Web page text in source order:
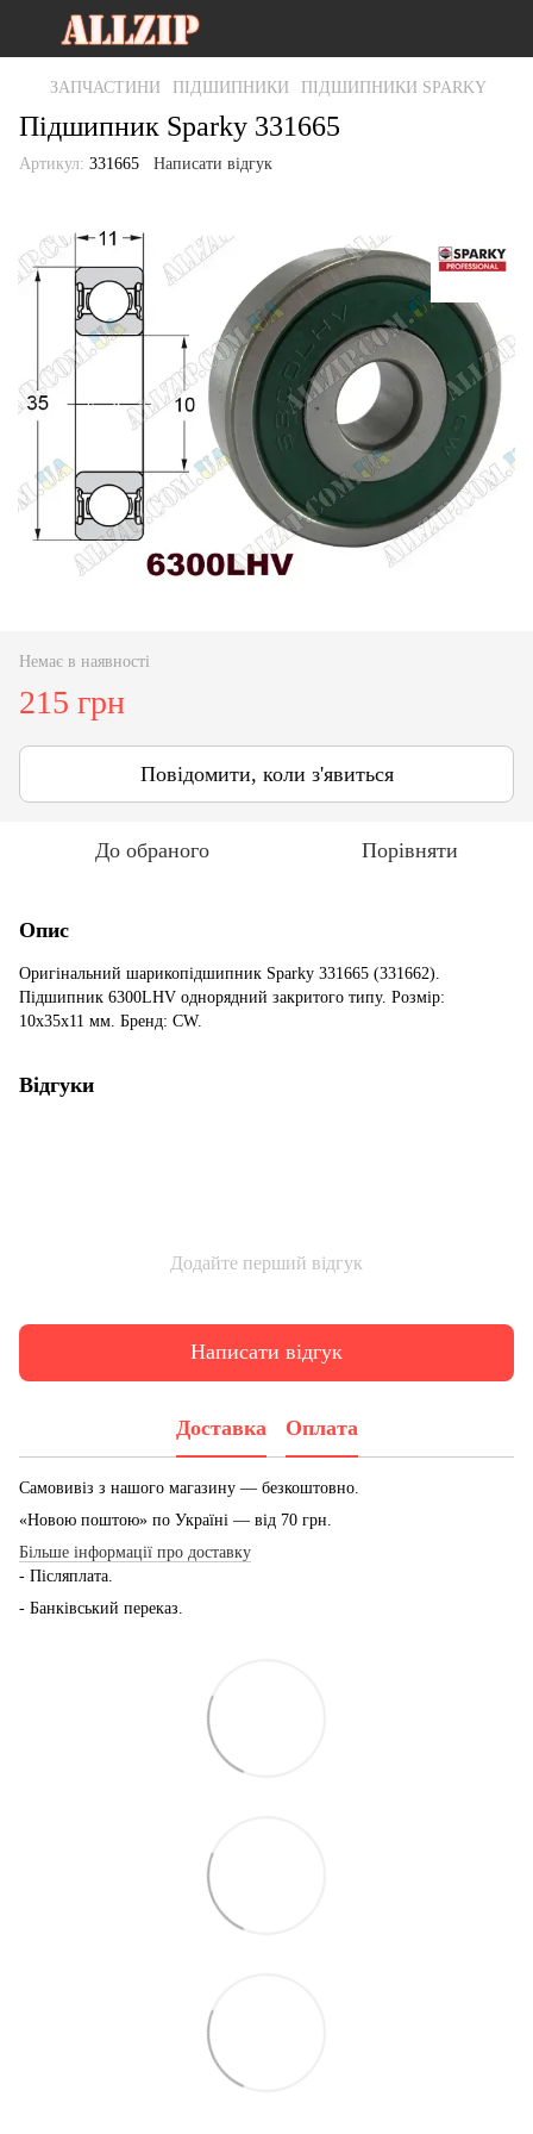
ЗАПЧАСТИНИ ПІДШИПНИКИ ПІДШИПНИКИ SPARKY
Підшипник Sparky 331665
Артикул: 331665 Написати відгук
Немає в наявності
215 грн
Повідомити, коли з'явиться
До обраного Порівняти
Опис
Оригінальний шарикопідшипник Sparky 331665 (331662).
Підшипник 6300LHV однорядний закритого типу. Розмір:
10x35x11 мм. Бренд: CW.
Відгуки
Додайте перший відгук
Написати відгук
Доставка Оплата
Самовивіз з нашого магазину — безкоштовно.
«Новою поштою» по Україні — від 70 грн.
Більше інформації про доставку
- Післяплата.
- Банківський переказ.